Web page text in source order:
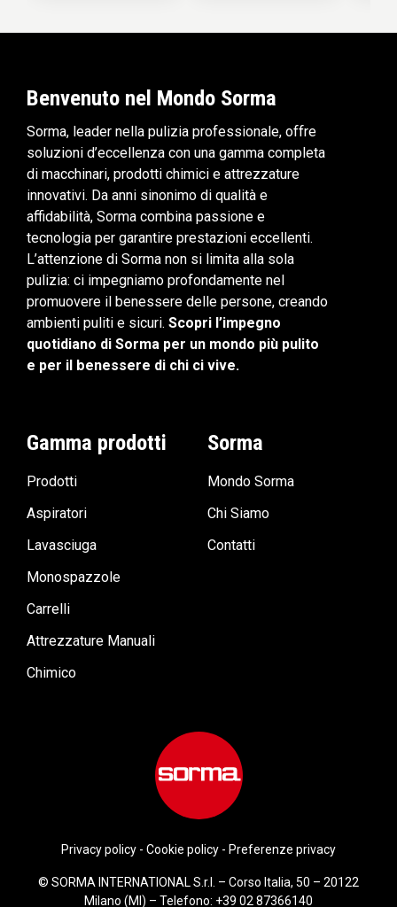
Benvenuto nel Mondo Sorma
Sorma, leader nella pulizia professionale, offre
soluzioni d’eccellenza con una gamma completa
di macchinari, prodotti chimici e attrezzature
innovativi. Da anni sinonimo di qualità e
affidabilità, Sorma combina passione e
tecnologia per garantire prestazioni eccellenti.
L’attenzione di Sorma non si limita alla sola
pulizia: ci impegniamo profondamente nel
promuovere il benessere delle persone, creando
ambienti puliti e sicuri. Scopri l’impegno
quotidiano di Sorma per un mondo più pulito
e per il benessere di chi ci vive.
Gamma prodotti
Prodotti
Aspiratori
Lavasciuga
Monospazzole
Carrelli
Attrezzature Manuali
Chimico
Sorma
Mondo Sorma
Chi Siamo
Contatti
Privacy policy - Cookie policy - Preferenze privacy
© SORMA INTERNATIONAL S.r.l. – Corso Italia, 50 – 20122
Milano (MI) – Telefono: +39 02 87366140